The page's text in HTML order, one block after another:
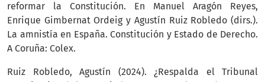
reformar la Constitución. En Manuel Aragón Reyes,
Enrique Gimbernat Ordeig y Agustín Ruiz Robledo (dirs.).
La amnistía en España. Constitución y Estado de Derecho.
A Coruña: Colex.
Ruiz Robledo, Agustín (2024). ¿Respalda el Tribunal